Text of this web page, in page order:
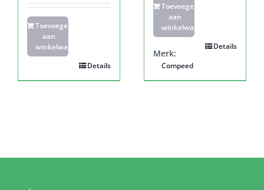
Toevoegen
aan
winkelwagen
Details
Toevoegen
aan
winkelwagen
Details
Merk:
Compeed